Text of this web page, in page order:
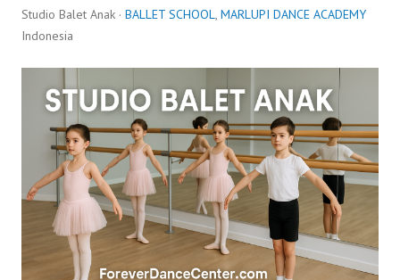
Studio Balet Anak · BALLET SCHOOL, MARLUPI DANCE ACADEMY
Indonesia